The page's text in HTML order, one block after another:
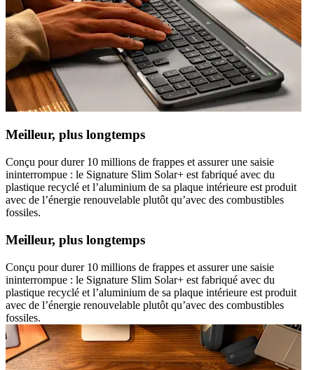
Meilleur, plus longtemps
Conçu pour durer 10 millions de frappes et assurer une saisie
ininterrompue : le Signature Slim Solar+ est fabriqué avec du
plastique recyclé et l’aluminium de sa plaque intérieure est produit
avec de l’énergie renouvelable plutôt qu’avec des combustibles
fossiles.
Meilleur, plus longtemps
Conçu pour durer 10 millions de frappes et assurer une saisie
ininterrompue : le Signature Slim Solar+ est fabriqué avec du
plastique recyclé et l’aluminium de sa plaque intérieure est produit
avec de l’énergie renouvelable plutôt qu’avec des combustibles
fossiles.